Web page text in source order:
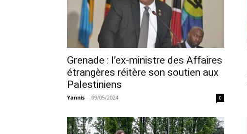
Grenade : l’ex-ministre des Affaires
étrangères réitère son soutien aux
Palestiniens
Yannis - 09/05/2024 0